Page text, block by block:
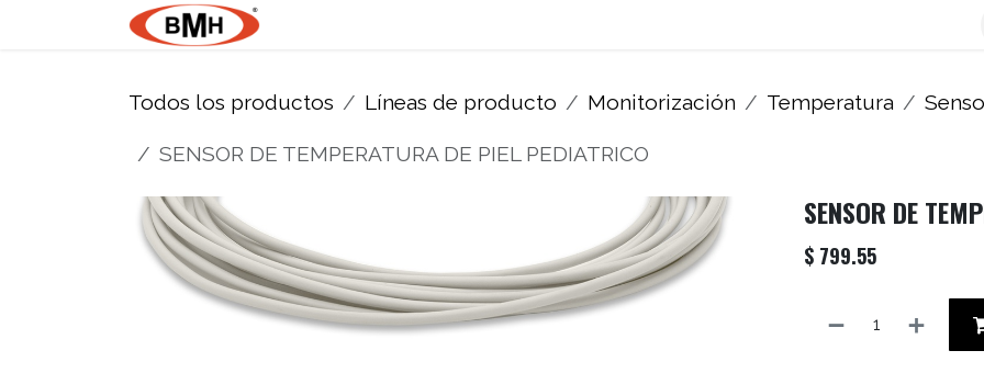
Ir al contenido
Todos los productos Líneas de producto Monitorización Temperatura
SENSOR DE TEMPERATURA DE PIEL PEDIATRICO
SENSOR DE
$ 799.55